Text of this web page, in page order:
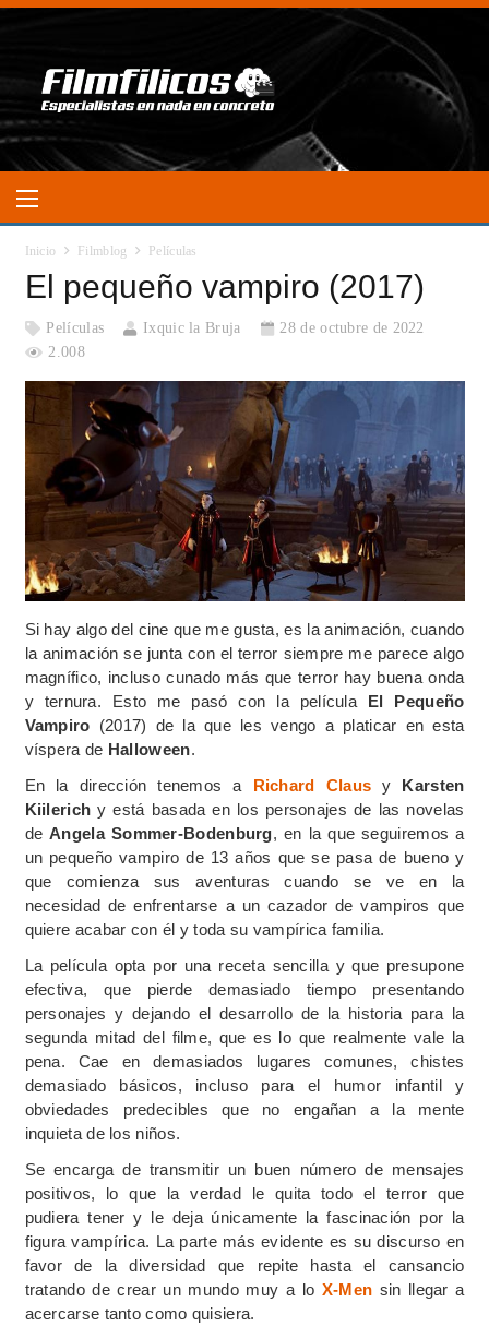
Inicio Filmblog Películas
El pequeño vampiro (2017)
Películas Ixquic la Bruja
28 de octubre de 2022
2.008
Si hay algo del cine que me gusta, es la animación, cuando
la animación se junta con el terror siempre me parece algo
magnífico, incluso cunado más que terror hay buena onda
y ternura. Esto me pasó con la película El Pequeño
Vampiro (2017) de la que les vengo a platicar en esta
víspera de Halloween.
En la dirección tenemos a Richard Claus y Karsten
Kiilerichy está basada en los personajes de las novelas
deAngela Sommer-Bodenburg, en la que seguiremos a
un pequeño vampiro de 13 años que se pasa de bueno y
que comienza sus aventuras cuando se ve en la
necesidad de enfrentarse a un cazador de vampiros que
quiere acabar con él y toda su vampírica familia.
La película opta por una receta sencilla y que presupone
efectiva, que pierde demasiado tiempo presentando
personajes y dejando el desarrollo de la historia para la
segunda mitad del filme, que es lo que realmente vale la
pena. Cae en demasiados lugares comunes, chistes
demasiado básicos, incluso para el humor infantil y
obviedades predecibles que no engañan a la mente
inquieta de los niños.
Se encarga de transmitir un buen número de mensajes
positivos, lo que la verdad le quita todo el terror que
pudiera tener y le deja únicamente la fascinación por la
figura vampírica. La parte más evidente es su discurso en
favor de la diversidad que repite hasta el cansancio
tratando de crear un mundo muy a lo X-Men sin llegar a
acercarse tanto como quisiera.